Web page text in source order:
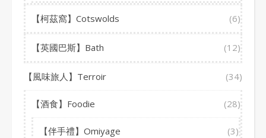
【柯茲窩】Cotswolds (6)
【英國巴斯】Bath (12)
【風味旅人】Terroir (34)
【酒食】Foodie (28)
【伴手禮】Omiyage (3)